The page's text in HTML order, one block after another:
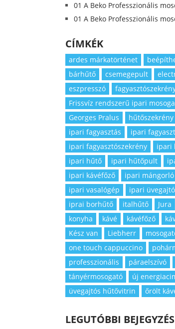
01 A Beko Professzionális
01 A Beko Professzionális
CÍMKÉK
ardes márkatörténet
bárhűtő
csemegepult
eszpresszó
Frissvíz rendszerű ipari
Georges Pralus
hűtőszekrény
ipari fagyasztás
ipari
ipari fagyasztószekrény
ipari
ipari hűtő
ipari hűtőpult
ipari kávéfőző
ipari mángorló
ipari vasalógép
ipari
iprai borhűtő
italhűtő Jura
konyha
kávé kávéfőző
Kész van
Liebherr
one touch cappuccino
professzionális
páraelszívó
tányérmosogató
új
üvegajtós hűtővitrin
őrölt
LEGUTÓBBI